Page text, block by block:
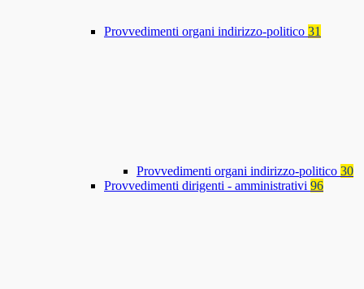
Provvedimenti organi indirizzo-politico 31
Provvedimenti organi indirizzo-politico 30
Provvedimenti dirigenti - amministrativi 96